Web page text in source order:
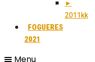
►
2011kk
FOGUERES
2021
Menu